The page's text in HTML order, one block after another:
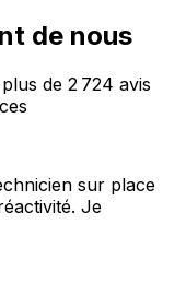
de nous
de 2 724 avis
sur place
Je